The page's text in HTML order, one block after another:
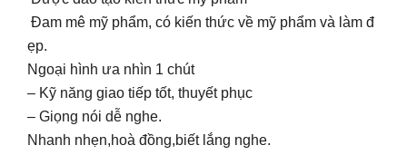
Đam mê mỹ phẩm, có kiến thức về mỹ phẩm và làm đ
ẹp.
Ngoại hình ưa nhìn 1 chút
– Kỹ năng giao tiếp tốt, thuyết phục
– Giọng nói dễ nghe.
Nhanh nhẹn,hoà đồng,biết lắng nghe.